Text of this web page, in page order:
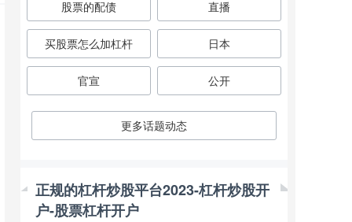
股票的配债 直播
买股票怎么加杠杆 日本
官宣 公开
更多话题动态
正规的杠杆炒股平台2023-杠杆炒股开
户-股票杠杆开户